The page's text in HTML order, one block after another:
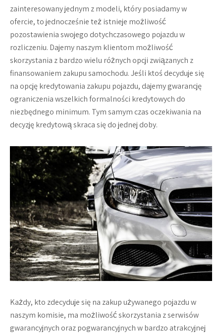
zainteresowany jednym z modeli, który posiadamy w
ofercie, to jednocześnie też istnieje możliwość
pozostawienia swojego dotychczasowego pojazdu w
rozliczeniu. Dajemy naszym klientom możliwość
skorzystania z bardzo wielu różnych opcji związanych z
finansowaniem zakupu samochodu. Jeśli ktoś decyduje się
na opcję kredytowania zakupu pojazdu, dajemy gwarancję
ograniczenia wszelkich formalności kredytowych do
niezbędnego minimum. Tym samym czas oczekiwania na
decyzję kredytową skraca się do jednej doby.
Każdy, kto zdecyduje się na zakup używanego pojazdu w
naszym komisie, ma możliwość skorzystania z serwisów
gwarancyjnych oraz pogwarancyjnych w bardzo atrakcyjnej